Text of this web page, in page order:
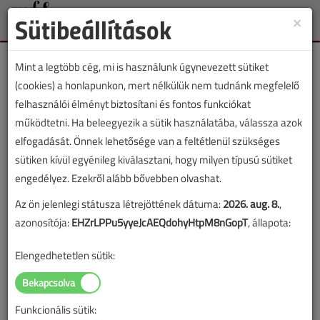
Toggle
Lapszám:
TARTALOM
Fűtéstechnika
Az elektromos fűtőtestekről
2022/4. lapszám
×
Sütibeállítások
Mint a legtöbb cég, mi is használunk úgynevezett sütiket
(cookies) a honlapunkon, mert nélkülük nem tudnánk megfelelő
felhasználói élményt biztosítani és fontos funkciókat
működtetni. Ha beleegyezik a sütik használatába, válassza azok
elfogadását. Önnek lehetősége van a feltétlenül szükséges
sütiken kívül egyénileg kiválasztani, hogy milyen típusú sütiket
engedélyez. Ezekről alább bővebben olvashat.
Az ön jelenlegi státusza létrejöttének dátuma:2026. aug. 8.,
azonosítója:EHZrLPPu5yyeJcAEQdohyHtpM8nGopT, állapota:
Elengedhetetlen sütik:
Funkcionális sütik: